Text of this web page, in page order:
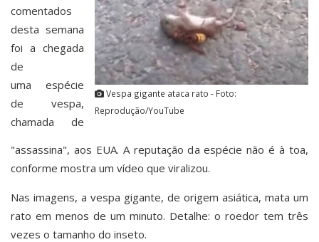
Vespa gigante ataca rato - Foto:
Reprodução/YouTube
comentados
desta semana
foi a chegada
de
uma espécie
de vespa,
chamada de
"assassina", aos EUA. A reputação da espécie não é à toa,
conforme mostra um vídeo que viralizou.
Nas imagens, a vespa gigante, de origem asiática, mata um
rato em menos de um minuto. Detalhe: o roedor tem três
vezes o tamanho do inseto.